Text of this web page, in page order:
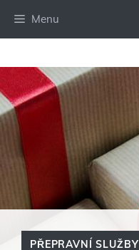
Menu
PŘEPRAVNÍ SLUŽBY